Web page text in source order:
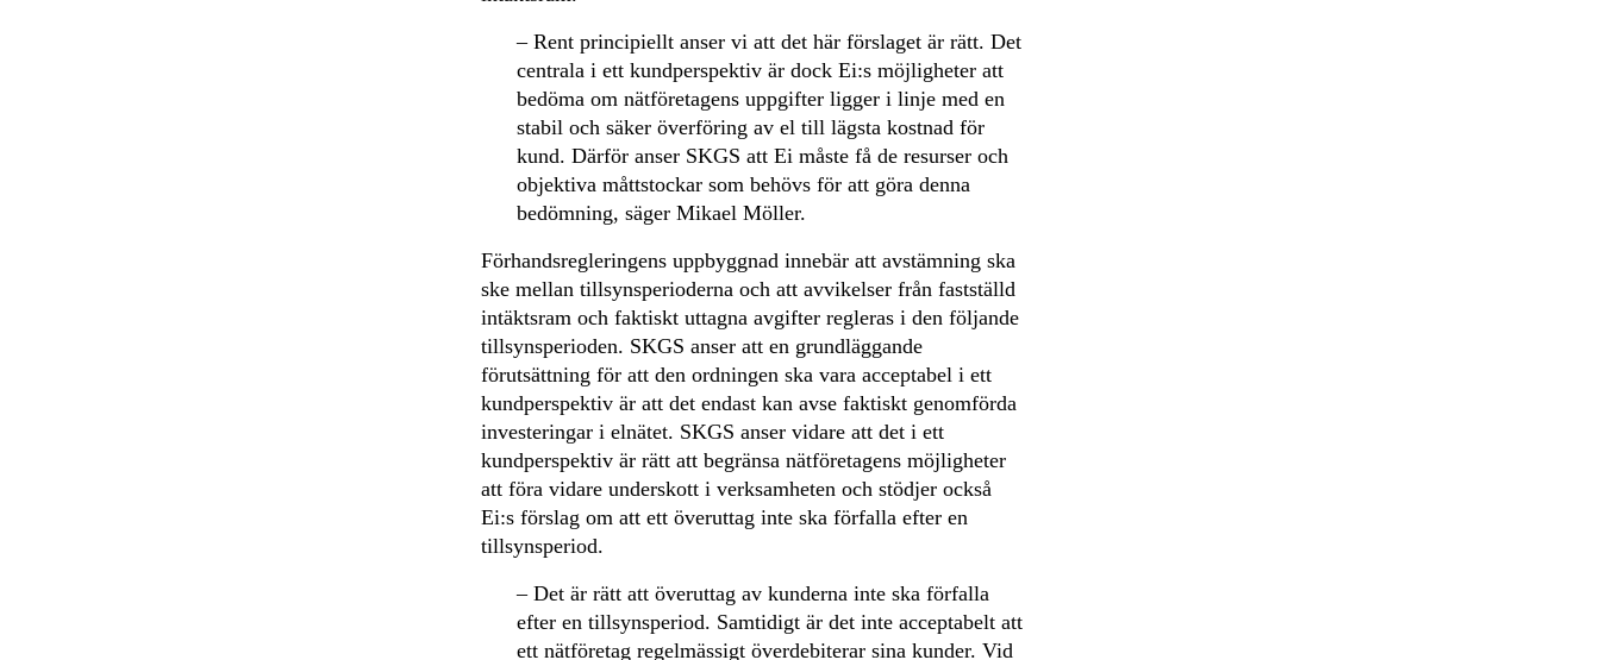
– Rent principiellt anser vi att det här förslaget är rätt. Det
centrala i ett kundperspektiv är dock Ei:s möjligheter att
bedöma om nätföretagens uppgifter ligger i linje med en
stabil och säker överföring av el till lägsta kostnad för
kund. Därför anser SKGS att Ei måste få de resurser och
objektiva måttstockar som behövs för att göra denna
bedömning, säger Mikael Möller.
Förhandsregleringens uppbyggnad innebär att avstämning ska
ske mellan tillsynsperioderna och att avvikelser från fastställd
intäktsram och faktiskt uttagna avgifter regleras i den följande
tillsynsperioden. SKGS anser att en grundläggande
förutsättning för att den ordningen ska vara acceptabel i ett
kundperspektiv är att det endast kan avse faktiskt genomförda
investeringar i elnätet. SKGS anser vidare att det i ett
kundperspektiv är rätt att begränsa nätföretagens möjligheter
att föra vidare underskott i verksamheten och stödjer också
Ei:s förslag om att ett överuttag inte ska förfalla efter en
tillsynsperiod.
– Det är rätt att överuttag av kunderna inte ska förfalla
efter en tillsynsperiod. Samtidigt är det inte acceptabelt att
ett nätföretag regelmässigt överdebiterar sina kunder. Vid